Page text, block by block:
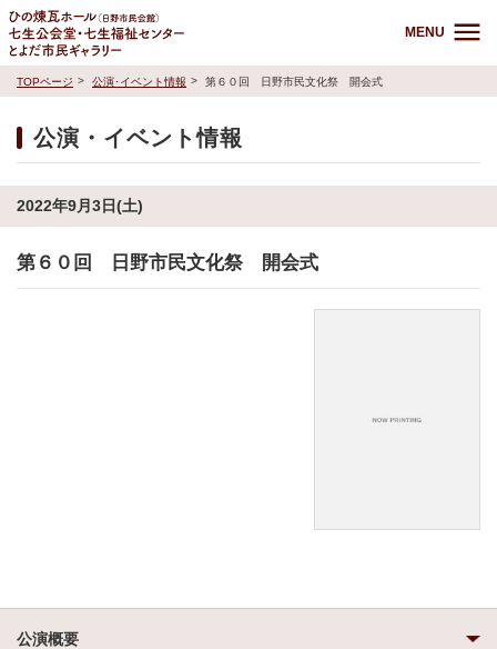
MENU
TOPページ 公演･イベント情報 第６０回 日野市民文化祭 開会式
公演・イベント情報
2022年9月3日(土)
第６０回 日野市民文化祭 開会式
公演概要